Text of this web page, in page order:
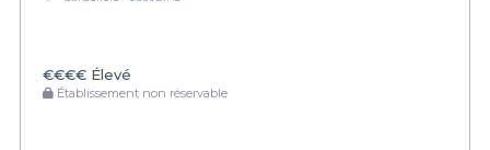
€€€€ Élevé
Établissement non réservable